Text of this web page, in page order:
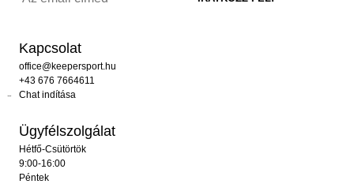
Kapcsolat
office@keepersport.hu
+43 676 7664611
Chat indítása
Ügyfélszolgálat
Hétfő-Csütörtök
9:00-16:00
Péntek